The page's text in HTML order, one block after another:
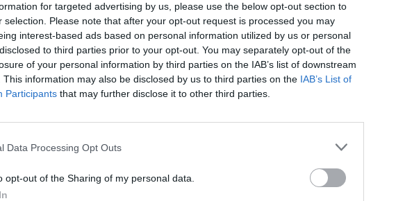
for targeted advertising by us, please use the below opt-out section to
selection. Please note that after your opt-out request is processed you may
interest-based ads based on personal information utilized by us or personal
to third parties prior to your opt-out. You may separately opt-out of the
of your personal information by third parties on the IAB’s list of downstream
This information may also be disclosed by us to third parties on the IAB’s List of
Participants that may further disclose it to other third parties.
Data Processing Opt Outs
opt-out of the Sharing of my personal data.
hunyt el koronavírus-fertőzés miatt, egy 79 éves és egy 68 éves
Sajtóközpont őszinte részvétét fejezi ki, ahogy mi is. Közben megugrott
száma is: reggel még csak kettő személyről tudtunk, most viszont már hetet ír
jelentették be az első magyarországi elhunytat, akinél koronavírus